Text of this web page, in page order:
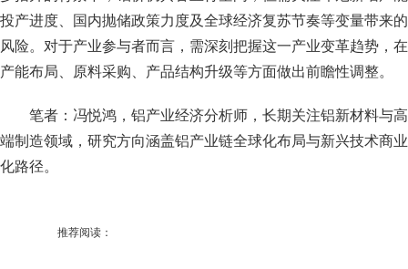
投产进度、国内抛储政策力度及全球经济复苏节奏等变量带来的
风险。对于产业参与者而言，需深刻把握这一产业变革趋势，在
产能布局、原料采购、产品结构升级等方面做出前瞻性调整。
笔者：冯悦鸿，铝产业经济分析师，长期关注铝新材料与高
端制造领域，研究方向涵盖铝产业链全球化布局与新兴技术商业
化路径。
推荐阅读：